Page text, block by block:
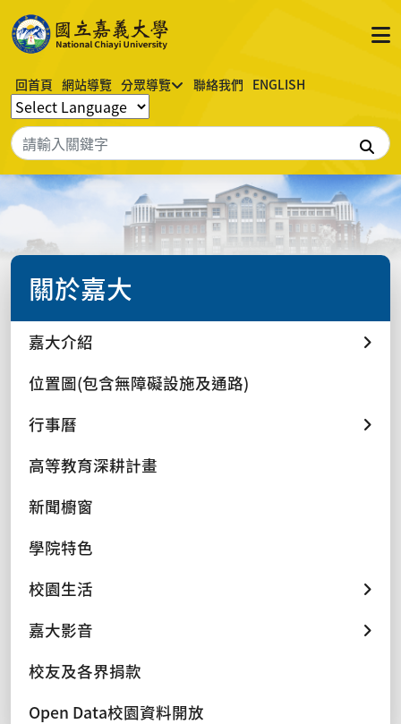
回首頁 網站導覽 分眾導覽 聯絡我們 ENGLISH
搜尋
關於嘉大
嘉大介紹
位置圖(包含無障礙設施及通路)
行事曆
高等教育深耕計畫
新聞櫥窗
學院特色
校園生活
嘉大影音
校友及各界捐款
Open Data校園資料開放